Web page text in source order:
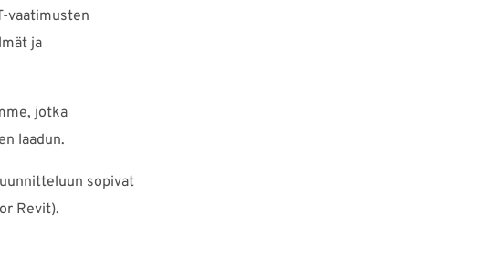
vaatimusten
ja
jotka
laadun.
sopivat
Revit).